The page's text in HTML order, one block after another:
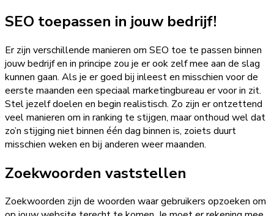
SEO toepassen in jouw bedrijf!
Er zijn verschillende manieren om SEO toe te passen binnen
jouw bedrijf en in principe zou je er ook zelf mee aan de slag
kunnen gaan. Als je er goed bij inleest en misschien voor de
eerste maanden een speciaal marketingbureau er voor in zit.
Stel jezelf doelen en begin realistisch. Zo zijn er ontzettend
veel manieren om in ranking te stijgen, maar onthoud wel dat
zo’n stijging niet binnen één dag binnen is, zoiets duurt
misschien weken en bij anderen weer maanden.
Zoekwoorden vaststellen
Zoekwoorden zijn de woorden waar gebruikers opzoeken om